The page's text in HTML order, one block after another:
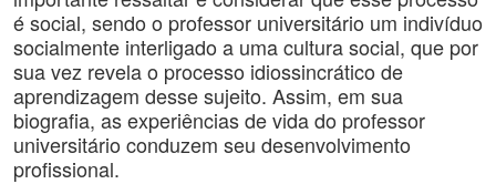
é social, sendo o professor universitário um indivíduo
socialmente interligado a uma cultura social, que por
sua vez revela o processo idiossincrático de
aprendizagem desse sujeito. Assim, em sua
biografia, as experiências de vida do professor
universitário conduzem seu desenvolvimento
profissional.